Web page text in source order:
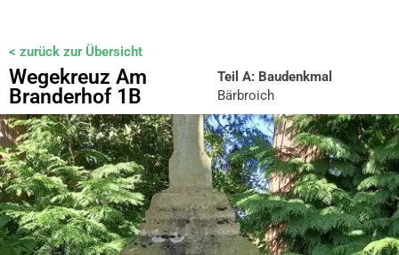
< zurück zur Übersicht
Wegekreuz Am
Branderhof 1B
Teil A: Baudenkmal
Bärbroich